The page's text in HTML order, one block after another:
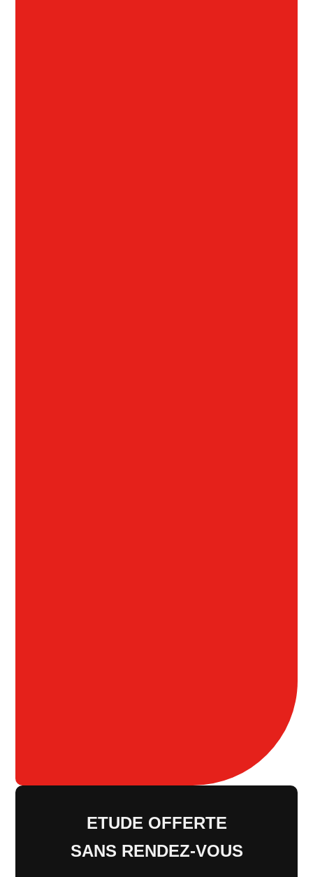
ETUDE OFFERTE
SANS RENDEZ-VOUS